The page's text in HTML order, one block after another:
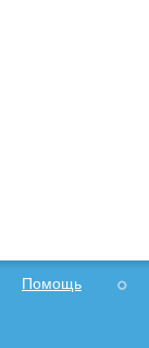
Помощь